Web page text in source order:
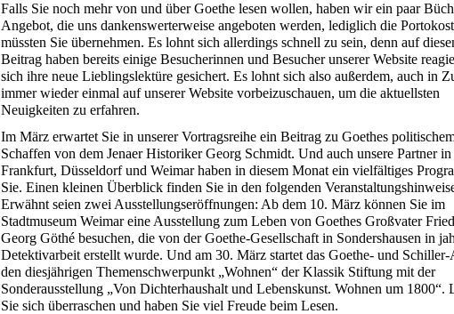
Falls Sie noch mehr von und über Goethe lesen wollen, haben wir ein paar
Angebot, die uns dankenswerterweise angeboten werden, lediglich die
müssten Sie übernehmen. Es lohnt sich allerdings schnell zu sein, denn auf
Beitrag haben bereits einige Besucherinnen und Besucher unserer Website
sich ihre neue Lieblingslektüre gesichert. Es lohnt sich also außerdem, auch in
immer wieder einmal auf unserer Website vorbeizuschauen, um die aktuellsten
Neuigkeiten zu erfahren.
Im März erwartet Sie in unserer Vortragsreihe ein Beitrag zu Goethes
Schaffen von dem Jenaer Historiker Georg Schmidt. Und auch unsere Partner in
Frankfurt, Düsseldorf und Weimar haben in diesem Monat ein vielfältiges
Sie. Einen kleinen Überblick finden Sie in den folgenden
Erwähnt seien zwei Ausstellungseröffnungen: Ab dem 10. März können Sie im
Stadtmuseum Weimar eine Ausstellung zum Leben von Goethes Großvater
Georg Göthé besuchen, die von der Goethe-Gesellschaft in Sondershausen in
Detektivarbeit erstellt wurde. Und am 30. März startet das Goethe- und
den diesjährigen Themenschwerpunkt „Wohnen“ der Klassik Stiftung mit der
Sonderausstellung „Von Dichterhaushalt und Lebenskunst. Wohnen um 1800“.
Sie sich überraschen und haben Sie viel Freude beim Lesen.